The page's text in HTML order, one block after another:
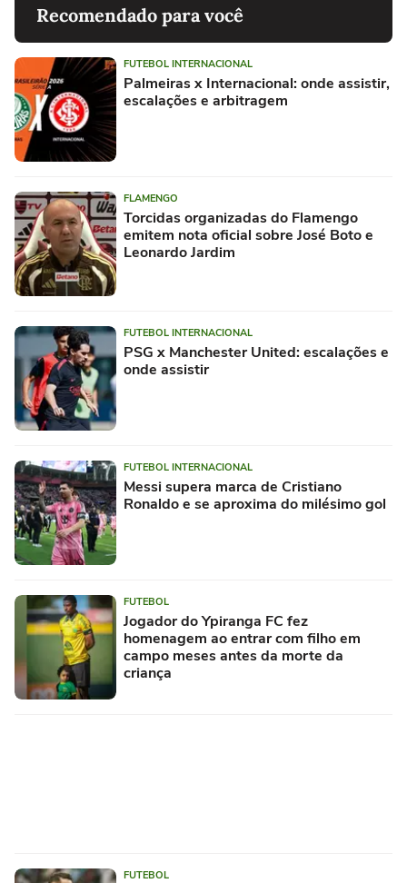
Recomendado para você
FUTEBOL INTERNACIONAL
Palmeiras x Internacional: onde assistir,
escalações e arbitragem
FLAMENGO
Torcidas organizadas do Flamengo
emitem nota oficial sobre José Boto e
Leonardo Jardim
FUTEBOL INTERNACIONAL
PSG x Manchester United: escalações e
onde assistir
FUTEBOL INTERNACIONAL
Messi supera marca de Cristiano
Ronaldo e se aproxima do milésimo gol
FUTEBOL
Jogador do Ypiranga FC fez
homenagem ao entrar com filho em
campo meses antes da morte da
criança
FUTEBOL